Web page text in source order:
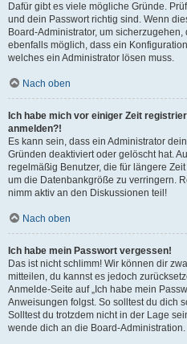
Dafür gibt es viele mögliche Gründe.
und dein Passwort richtig sind. Wenn
Board-Administrator, um
ebenfalls möglich, dass ein
welches ein Administrator lösen muss.
Nach oben
Ich habe mich vor einiger Zeit
anmelden?!
Es kann sein, dass ein Administrator
Gründen deaktiviert oder gelöscht hat.
regelmäßig Benutzer, die für längere
um die Datenbankgröße zu verringern.
nimm aktiv an den Diskussionen teil!
Nach oben
Ich habe mein Passwort vergessen!
Das ist nicht schlimm! Wir können dir
mitteilen, du kannst es jedoch
Anmelde-Seite auf „Ich habe mein
Anweisungen folgst. So solltest du dich
Solltest du trotzdem nicht in der Lage
wende dich an die Board-Administration.